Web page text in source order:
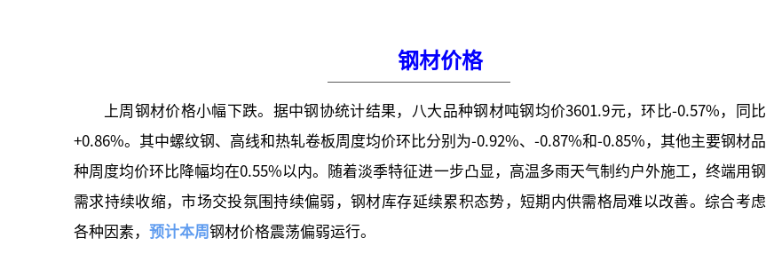
钢材价格
上周钢材价格小幅下跌。据中钢协统计结果，八大品种钢材吨钢均价3601.9元，环比-0.57%，同比
+0.86%。其中螺纹钢、高线和热轧卷板周度均价环比分别为-0.92%、-0.87%和-0.85%，其他主要钢材品
种周度均价环比降幅均在0.55%以内。随着淡季特征进一步凸显，高温多雨天气制约户外施工，终端用钢
需求持续收缩，市场交投氛围持续偏弱，钢材库存延续累积态势，短期内供需格局难以改善。综合考虑
各种因素， 预计本周钢材价格震荡偏弱运行。